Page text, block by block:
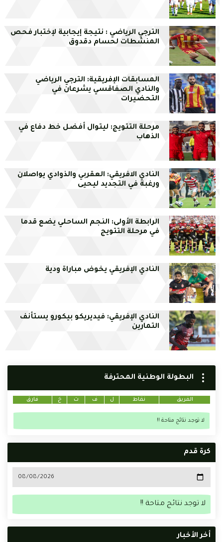
الترجي الرياضي : نتيجة إيجابية لإختبار فحص
المنشطات لحسام دقدوق
المسابقات الإفريقية: الترجي الرياضي
والنادي الصفاقسي يشرعان في
التحضيرات
مرحلة التتويج: ليتوال أفضل خط دفاع في
الذهاب
النادي الافريقي: العقربي والذوادي يواصلان
ورغبة في التجديد ليحيى
الرابطة الأولى: النجم الساحلي يضع قدما
في مرحلة التتويج
النادي الإفريقي يخوض مباراة ودية
النادي الإفريقي: فيديريكو بيكورو يستأنف
التمارين
البطولة الوطنية المحترفة
الفريق نقاط ل ف ت خ فارق
لا توجد نتائج متاحة !!
كرة قدم
لا توجد نتائج متاحة !!
أخر الأخبار